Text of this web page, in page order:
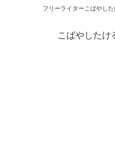
フリーライターこばやした
こばやしたけ